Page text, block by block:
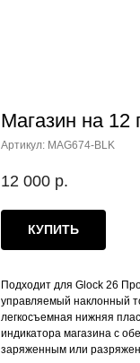
Магазин на 12
Артикул: MAG674-BLK
12 000 р.
КУПИТЬ
Подходит для Glock 26
управляемый наклонный
легкосъемная нижняя
индикатора магазина с
заряженным или